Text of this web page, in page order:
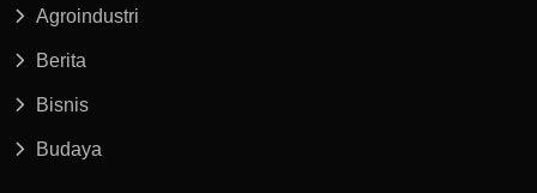
Agroindustri
Berita
Bisnis
Budaya